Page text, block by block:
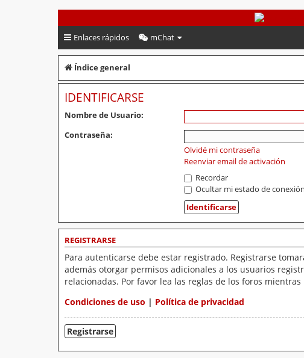
PeruVoley.com
Enlaces rápidos mChat
Índice general
IDENTIFICARSE
Nombre de Usuario:
Contraseña:
Olvidé mi contraseña
Reenviar email de activación
Recordar
Ocultar mi estado de
REGISTRARSE
Para autenticarse debe estar registrado. Registrarse
además otorgar permisos adicionales a los usuarios
relacionadas. Por favor lea las reglas de los foros mientras
Condiciones de uso | Política de privacidad
Registrarse